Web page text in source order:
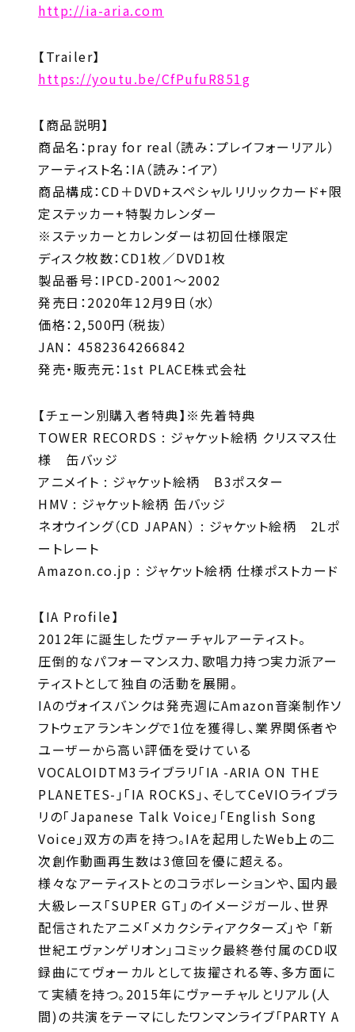
http://ia-aria.com
【Trailer】
https://youtu.be/CfPufuR851g
【商品説明】
商品名：pray for real（読み：プレイフォーリアル）
アーティスト名：IA（読み：イア）
商品構成：CD＋DVD+スペシャルリリックカード+限
定ステッカー+特製カレンダー
※ステッカーとカレンダーは初回仕様限定
ディスク枚数：CD1枚／DVD1枚
製品番号：IPCD-2001～2002
発売日：2020年12月9日（水）
価格：2,500円（税抜）
JAN： 4582364266842
発売・販売元：1st PLACE株式会社
【チェーン別購入者特典】※先着特典
TOWER RECORDS : ジャケット絵柄 クリスマス仕
様 缶バッジ
アニメイト : ジャケット絵柄 B3ポスター
HMV : ジャケット絵柄 缶バッジ
ネオウイング（CD JAPAN） : ジャケット絵柄 2Lポ
ートレート
Amazon.co.jp : ジャケット絵柄 仕様ポストカード
【IA Profile】
2012年に誕生したヴァーチャルアーティスト。
圧倒的なパフォーマンス力、歌唱力持つ実力派アー
ティストとして独自の活動を展開。
IAのヴォイスバンクは発売週にAmazon音楽制作ソ
フトウェアランキングで1位を獲得し、業界関係者や
ユーザーから高い評価を受けている
VOCALOIDTM3ライブラリ「IA -ARIA ON THE
PLANETES-」「IA ROCKS」、そしてCeVIOライブラ
リの「Japanese Talk Voice」「English Song
Voice」双方の声を持つ。IAを起用したWeb上の二
次創作動画再生数は3億回を優に超える。
様々なアーティストとのコラボレーションや、国内最
大級レース「SUPER GT」のイメージガール、世界
配信されたアニメ「メカクシティアクターズ」や 「新
世紀エヴァンゲリオン」コミック最終巻付属のCD収
録曲にてヴォーカルとして抜擢される等、多方面に
て実績を持つ。2015年にヴァーチャルとリアル(人
間)の共演をテーマにしたワンマンライブ「PARTY A